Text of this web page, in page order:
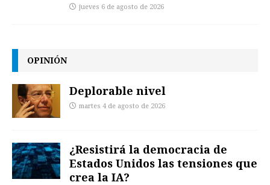
jueves 6 de agosto de 2026
OPINIÓN
Deplorable nivel
martes 4 de agosto de 2026
¿Resistirá la democracia de
Estados Unidos las tensiones que
crea la IA?